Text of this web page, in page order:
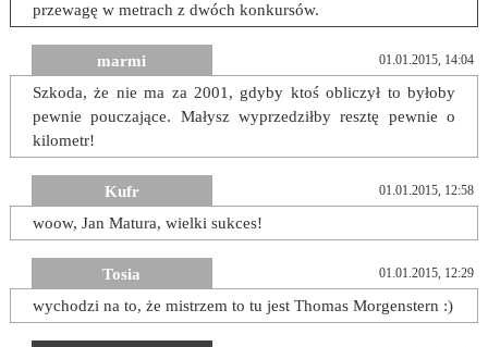
przewagę w metrach z dwóch konkursów.
marmi 01.01.2015, 14:04
Szkoda, że nie ma za 2001, gdyby ktoś obliczył to byłoby
pewnie pouczające. Małysz wyprzedziłby resztę pewnie o
kilometr!
Kufr 01.01.2015, 12:58
woow, Jan Matura, wielki sukces!
Tosia 01.01.2015, 12:29
wychodzi na to, że mistrzem to tu jest Thomas Morgenstern :)